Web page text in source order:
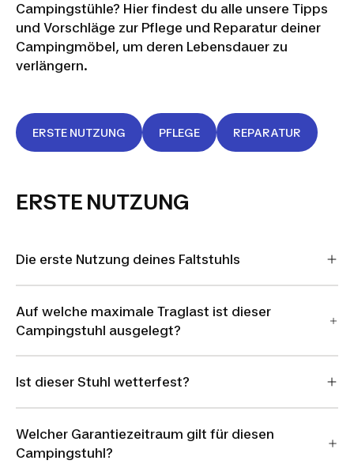
Campingstühle? Hier findest du alle unsere Tipps
und Vorschläge zur Pflege und Reparatur deiner
Campingmöbel, um deren Lebensdauer zu
verlängern.
ERSTE NUTZUNG PFLEGE REPARATUR
ERSTE NUTZUNG
Die erste Nutzung deines Faltstuhls
Auf welche maximale Traglast ist dieser
Campingstuhl ausgelegt?
Ist dieser Stuhl wetterfest?
Welcher Garantiezeitraum gilt für diesen
Campingstuhl?